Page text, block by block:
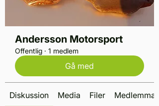
Andersson Motorsport
Offentlig · 1 medlem
Gå med
Diskussion Media Filer Medlemmar